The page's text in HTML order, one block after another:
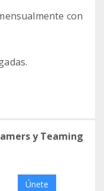
con
y Teaming
Únete